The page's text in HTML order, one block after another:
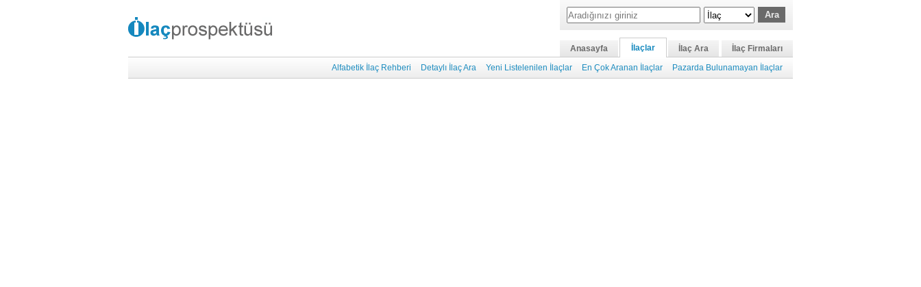
Anasayfa İlaçlar İlaç Ara
İlaç Firmaları
Alfabetik İlaç Rehberi
Detaylı İlaç Ara Yeni Listelenilen İlaçlar En Çok Aranan İlaçlar Pazarda Bulunamayan İlaçlar